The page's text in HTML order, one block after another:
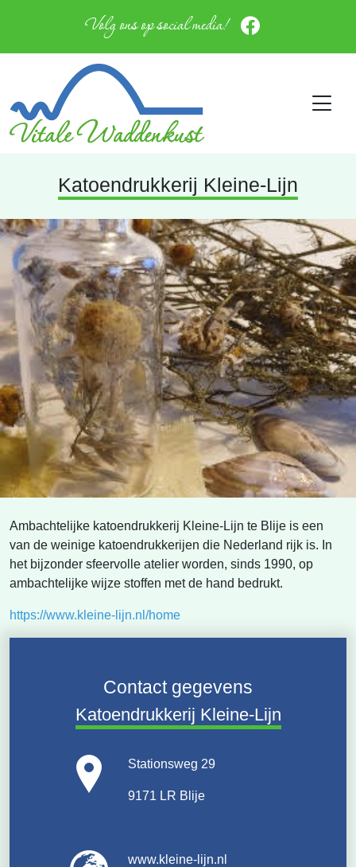
Volg ons op social media!
Katoendrukkerij Kleine-Lijn
Ambachtelijke katoendrukkerij Kleine-Lijn te Blije is een
van de weinige katoendrukkerijen die Nederland rijk is. In
het bijzonder sfeervolle atelier worden, sinds 1990, op
ambachtelijke wijze stoffen met de hand bedrukt.
https://www.kleine-lijn.nl/home
Contact gegevens
Katoendrukkerij Kleine-Lijn
Stationsweg 29
9171 LR Blije
www.kleine-lijn.nl